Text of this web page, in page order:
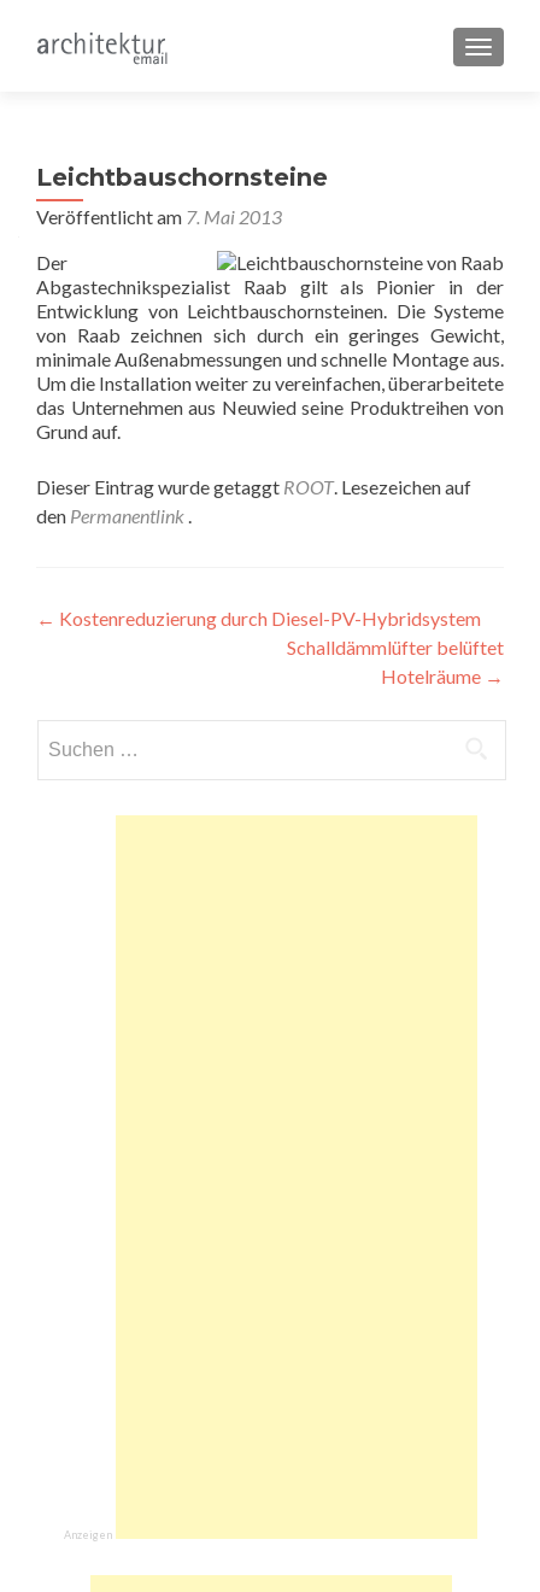
Leichtbauschornsteine
Veröffentlicht am 7. Mai 2013
Der
Abgastechnikspezialist Raab gilt als Pionier in der
Entwicklung von Leichtbauschornsteinen. Die Systeme
von Raab zeichnen sich durch ein geringes Gewicht,
minimale Außenabmessungen und schnelle Montage aus.
Um die Installation weiter zu vereinfachen, überarbeitete
das Unternehmen aus Neuwied seine Produktreihen von
Grund auf.
Dieser Eintrag wurde getaggt ROOT. Lesezeichen auf
den Permanentlink .
Beitragsnavigation
← Kostenreduzierung durch Diesel-PV-Hybridsystem
Schalldämmlüfter belüftet
Hotelräume →
nach:
Anzeigen